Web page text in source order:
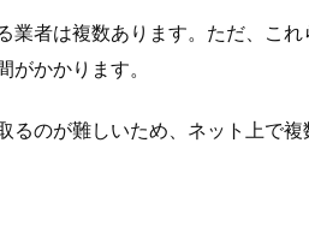
業者は複数あります。ただ、こ
かかります。
のが難しいため、ネット上で